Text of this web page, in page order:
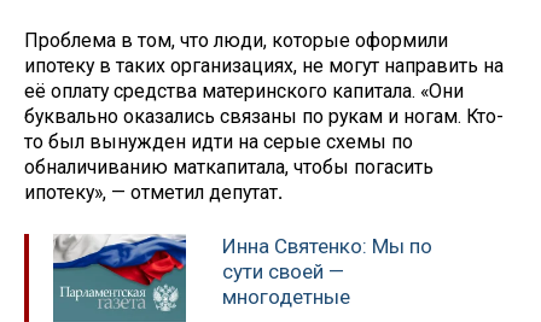
Проблема в том, что люди, которые оформили
ипотеку в таких организациях, не могут направить на
её оплату средства материнского капитала. «Они
буквально оказались связаны по рукам и ногам. Кто-
то был вынужден идти на серые схемы по
обналичиванию маткапитала, чтобы погасить
ипотеку», — отметил депутат.
Инна Святенко: Мы по
сути своей —
многодетные